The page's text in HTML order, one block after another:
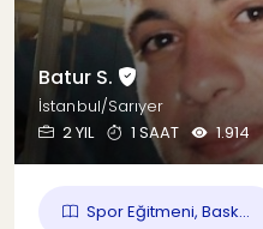
Batur S.
İstanbul/Sarıyer
2 YIL
1 SAAT 1.914
Spor Eğitmeni, Bask...